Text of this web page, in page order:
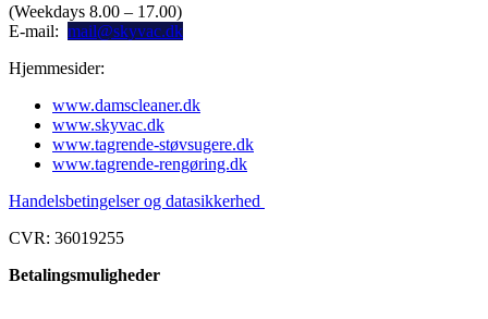
(Weekdays 8.00 – 17.00)
E-mail: mail@skyvac.dk
Hjemmesider:
www.damscleaner.dk
www.skyvac.dk
www.tagrende-støvsugere.dk
www.tagrende-rengøring.dk
Handelsbetingelser og datasikkerhed
CVR: 36019255
Betalingsmuligheder